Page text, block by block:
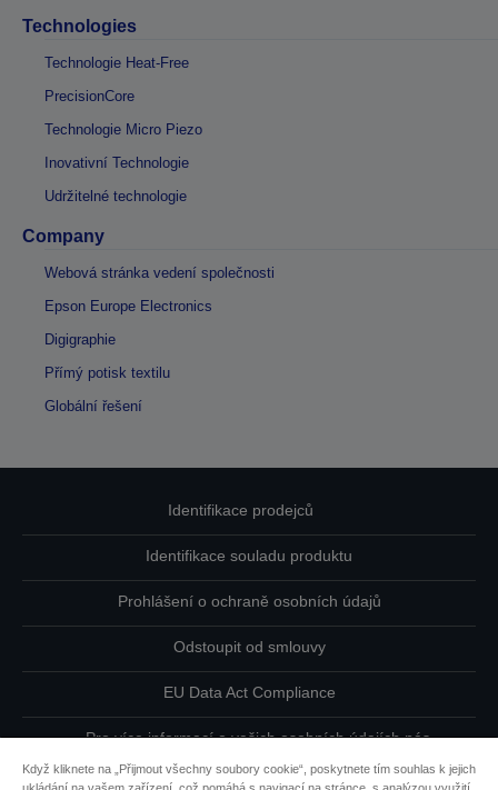
Technologies
Technologie Heat-Free
PrecisionCore
Technologie Micro Piezo
Inovativní Technologie
Udržitelné technologie
Company
Webová stránka vedení společnosti
Epson Europe Electronics
Digigraphie
Přímý potisk textilu
Globální řešení
Identifikace prodejců
Identifikace souladu produktu
Prohlášení o ochraně osobních údajů
Odstoupit od smlouvy
EU Data Act Compliance
Pro více informací o vašich osobních údajích nás
Když kliknete na „Přijmout všechny soubory cookie“, poskytnete tím souhlas k jejich